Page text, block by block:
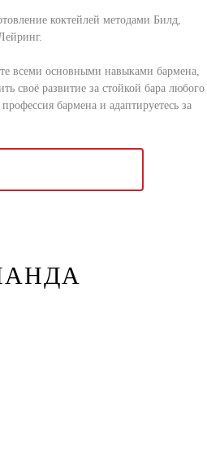
коктейлей методами Билд,
всеми основными навыками бармена,
своё развитие за стойкой бара любого
бармена и адаптируетесь за